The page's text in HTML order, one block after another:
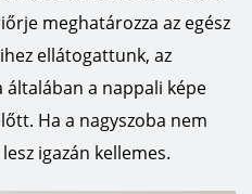
meghatározza az egész
ellátogattunk, az
a nappali képe
Ha a nagyszoba nem
igazán kellemes.